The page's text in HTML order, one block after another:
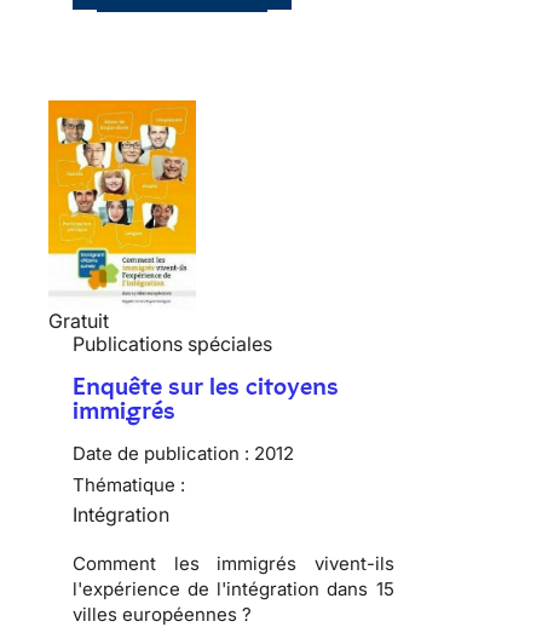
Gratuit
Publications spéciales
Enquête sur les citoyens
immigrés
Date de publication : 2012
Thématique :
Intégration
Comment les immigrés vivent-ils
l'expérience de l'intégration dans 15
villes européennes ?